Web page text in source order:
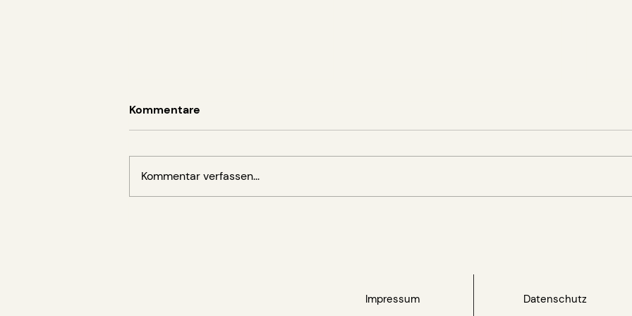
Kommentare
Kommentar verfassen...
Impressum Datenschutz